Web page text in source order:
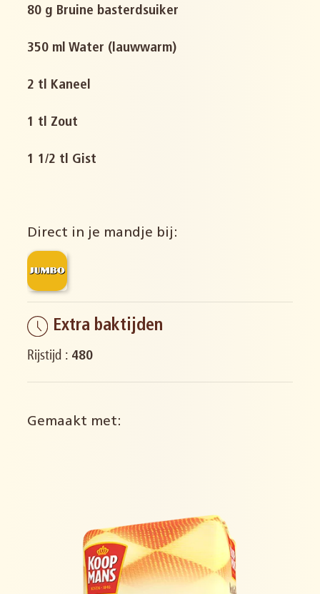
80 g Bruine basterdsuiker
350 ml Water (lauwwarm)
2 tl Kaneel
1 tl Zout
1 1/2 tl Gist
Direct in je mandje bij:
Extra baktijden
Rijstijd : 480
Gemaakt met: